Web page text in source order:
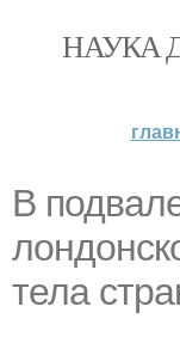
НАУКА
В
тела